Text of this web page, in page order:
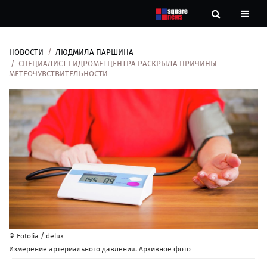
Новости
Рубрики
Контакты
нас
НОВОСТИ
ЛЮДМИЛА ПАРШИНА
СПЕЦИАЛИСТ ГИДРОМЕТЦЕНТРА РАСКРЫЛА ПРИЧИНЫ
МЕТЕОЧУВСТВИТЕЛЬНОСТИ
© Fotolia / delux
Измерение артериального давления. Архивное фото